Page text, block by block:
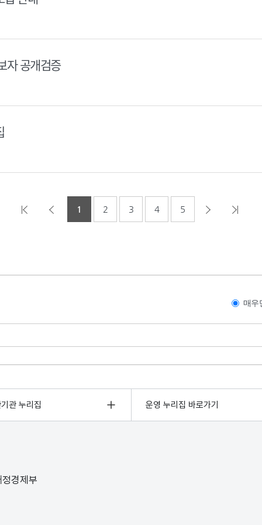
자 공개검증
1 2 3 4 5
매우
관 누리집 운영 누리집 바로가기
경제부